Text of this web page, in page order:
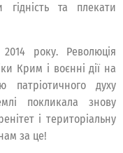
гідність та плекати
року. Революція
Крим і воєнні дії на
патріотичного духу
покликала знову
і територіальну
за це!